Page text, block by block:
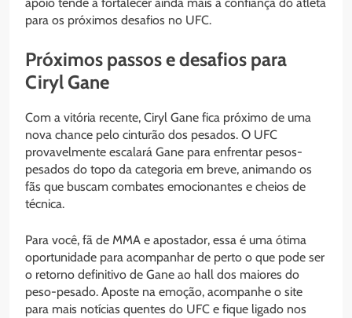
para os próximos desafios no UFC.
Próximos passos e desafios para
Ciryl Gane
Com a vitória recente, Ciryl Gane fica próximo de uma
nova chance pelo cinturão dos pesados. O UFC
provavelmente escalará Gane para enfrentar pesos-
pesados do topo da categoria em breve, animando os
fãs que buscam combates emocionantes e cheios de
técnica.
Para você, fã de MMA e apostador, essa é uma ótima
oportunidade para acompanhar de perto o que pode ser
o retorno definitivo de Gane ao hall dos maiores do
peso-pesado. Aposte na emoção, acompanhe o site
para mais notícias quentes do UFC e fique ligado nos